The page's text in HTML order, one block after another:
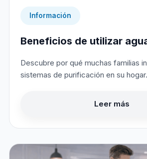
Información
Beneficios de utilizar
Descubre por qué muchas familias
sistemas de purificación en su
Leer más